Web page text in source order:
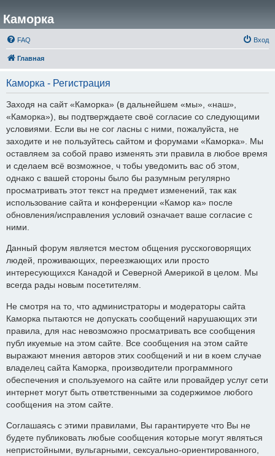
Каморка
FAQ Вход
Главная
Каморка - Регистрация
Заходя на сайт «Каморка» (в дальнейшем «мы», «наш»,
«Каморка»), вы подтверждаете своё согласие со следующими
условиями. Если вы не сог ласны с ними, пожалуйста, не
заходите и не пользуйтесь сайтом и форумами «Каморка». Мы
оставляем за собой право изменять эти правила в любое время
и сделаем всё возможное, ч тобы уведомить вас об этом,
однако с вашей стороны было бы разумным регулярно
просматривать этот текст на предмет изменений, так как
использование сайта и конференции «Камор ка» после
обновления/исправления условий означает ваше согласие с
ними.
Данный форум является местом общения русскоговорящих
людей, проживающих, переезжающих или просто
интересующихся Канадой и Северной Америкой в целом. Мы
всегда рады новым посетителям.
Не смотря на то, что администраторы и модераторы сайта
Каморка пытаются не допускать сообщений нарушающих эти
правила, для нас невозможно просматривать все сообщения
публ икуемые на этом сайте. Все сообщения на этом сайте
выражают мнения авторов этих сообщений и ни в коем случае
владелец сайта Каморка, производители программного
обеспечения и спользуемого на сайте или провайдер услуг сети
интернет могут быть ответственными за содержимое любого
сообщения на этом сайте.
Соглашаясь с этими правилами, Вы гарантируете что Вы не
будете публиковать любые сообщения которые могут являться
непристойными, вульгарными, сексуально-ориентированного,